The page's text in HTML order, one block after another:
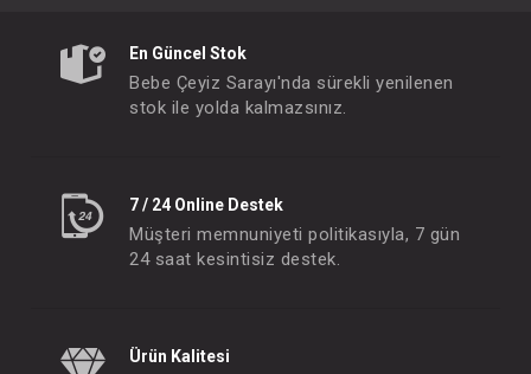
En Güncel Stok
Bebe Çeyiz Sarayı'nda sürekli yenilenen
stok ile yolda kalmazsınız.
7 / 24 Online Destek
Müşteri memnuniyeti politikasıyla, 7 gün
24 saat kesintisiz destek.
Ürün Kalitesi